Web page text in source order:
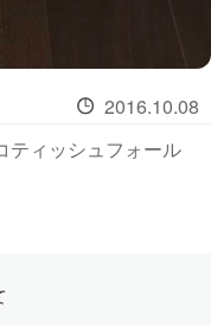
2016.10.08
ィッシュフォール